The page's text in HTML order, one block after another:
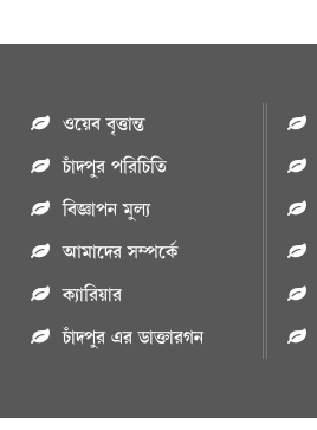
ওয়েব বৃত্তান্ত
চাঁদপুর পরিচিতি
বিজ্ঞাপন মুল্য
আমাদের সম্পর্কে
ক্যারিয়ার
চাঁদপুর এর ডাক্তারগন